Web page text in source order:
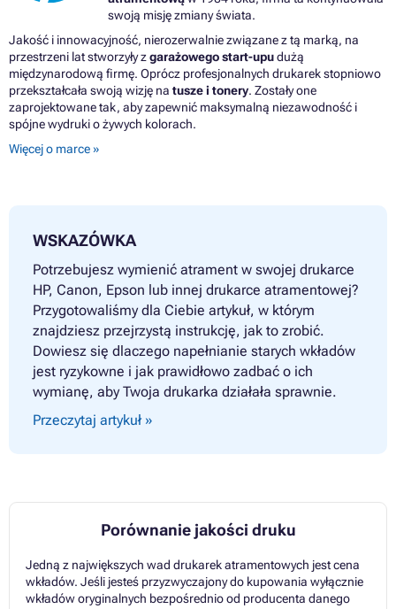
swoją misję zmiany świata.
Jakość i innowacyjność, nierozerwalnie związane z tą marką, na
przestrzeni lat stworzyły zgarażowego start-upudużą
międzynarodową firmę. Oprócz profesjonalnych drukarek stopniowo
przekształcała swoją wizję na tusze i tonery. Zostały one
zaprojektowane tak, aby zapewnić maksymalną niezawodność i
spójne wydruki o żywych kolorach.
Więcej o marce »
WSKAZÓWKA
Potrzebujesz wymienić atrament w swojej drukarce
HP, Canon, Epson lub innej drukarce atramentowej?
Przygotowaliśmy dla Ciebie artykuł, w którym
znajdziesz przejrzystą instrukcję, jak to zrobić.
Dowiesz się dlaczego napełnianie starych wkładów
jest ryzykowne i jak prawidłowo zadbać o ich
wymianę, aby Twoja drukarka działała sprawnie.
Przeczytaj artykuł »
Porównanie jakości druku
Jedną z największych wad drukarek atramentowych jest cena
wkładów. Jeśli jesteś przyzwyczajony do kupowania wyłącznie
wkładów oryginalnych bezpośrednio od producenta danego